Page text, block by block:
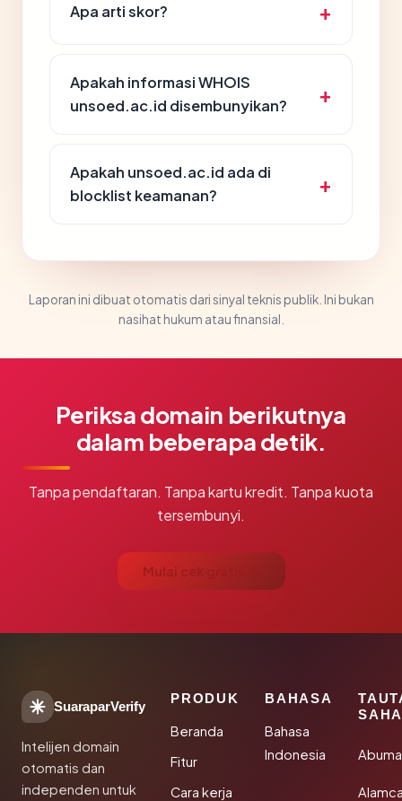
Apa arti skor?
Apakah informasi WHOIS
unsoed.ac.id disembunyikan?
Apakah unsoed.ac.id ada di
blocklist keamanan?
Laporan ini dibuat otomatis dari sinyal teknis publik. Ini bukan
nasihat hukum atau finansial.
Periksa domain berikutnya
dalam beberapa detik.
Tanpa pendaftaran. Tanpa kartu kredit. Tanpa kuota
tersembunyi.
Mulai cek gratis →
SuaraparVerify
Intelijen domain
otomatis dan
independen untuk
PRODUK
Beranda
Fitur
Cara kerja
BAHASA
Bahasa
Indonesia